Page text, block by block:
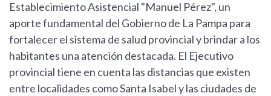
Establecimiento Asistencial "Manuel Pérez", un
aporte fundamental del Gobierno de La Pampa para
fortalecer el sistema de salud provincial y brindar a los
habitantes una atención destacada. El Ejecutivo
provincial tiene en cuenta las distancias que existen
entre localidades como Santa Isabel y las ciudades de